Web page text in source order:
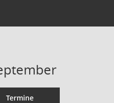
Termine